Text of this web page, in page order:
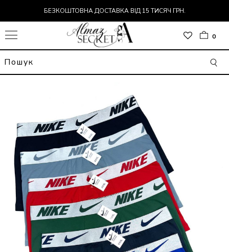
БЕЗКОШТОВНА ДОСТАВКА ВІД 15 ТИСЯЧ ГРН.
0